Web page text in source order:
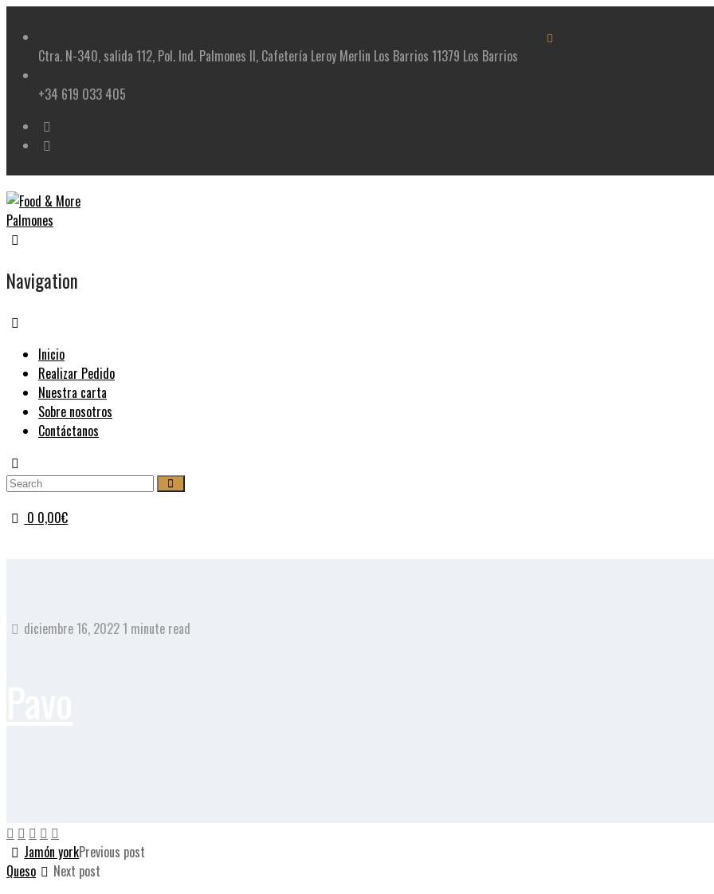
contentCtra. N-340, salida 112, Pol. Ind. Palmones II, Cafetería Leroy Merlin Los Barrios 11379 Los Barrios
+34 619 033 405
Navigation
Inicio
Realizar Pedido
Nuestra carta
Sobre nosotros
Contáctanos
0 0,00€
diciembre 16, 2022 1 minute read
Jamón yorkPrevious post
Queso
Next post